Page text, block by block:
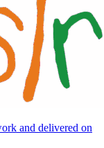
and delivered on